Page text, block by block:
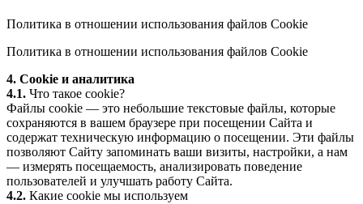
Политика в отношении использования файлов Cookie
Политика в отношении использования файлов Cookie
4. Cookie и аналитика
4.1. Что такое cookie?
Файлы cookie — это небольшие текстовые файлы, которые
сохраняются в вашем браузере при посещении Сайта и
содержат техническую информацию о посещении. Эти файлы
позволяют Сайту запоминать ваши визиты, настройки, а нам
— измерять посещаемость, анализировать поведение
пользователей и улучшать работу Сайта.
4.2. Какие cookie мы используем